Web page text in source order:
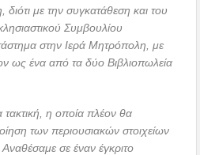
με την συγκατάθεση και του
Συμβουλίου
στην Ιερά Μητρόπολη, με
ως ένα από τα δύο Βιβλιοπωλεία
η οποία πλέον θα
των περιουσιακών στοιχείων
σε έναν έγκριτο